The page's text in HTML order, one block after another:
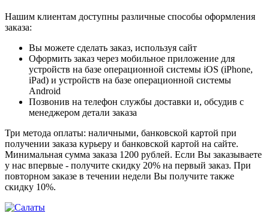
Нашим клиентам доступны различные способы оформления
заказа:
Вы можете сделать заказ, используя сайт
Оформить заказ через мобильное приложение для
устройств на базе операционной системы iOS (iPhone,
iPad) и устройств на базе операционной системы
Android
Позвонив на телефон службы доставки и, обсудив с
менеджером детали заказа
Три метода оплаты: наличными, банковской картой при
получении заказа курьеру и банковской картой на сайте.
Минимальная сумма заказа 1200 рублей. Если Вы заказываете
у нас впервые - получите скидку 20% на первый заказ. При
повторном заказе в течении недели Вы получите также
скидку 10%.